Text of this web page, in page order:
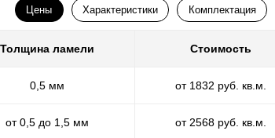
Цены Характеристики Комплектация
Толщина ламели Стоимость
0,5 мм от 1832 руб. кв.м.
от 0,5 до 1,5 мм от 2568 руб. кв.м.